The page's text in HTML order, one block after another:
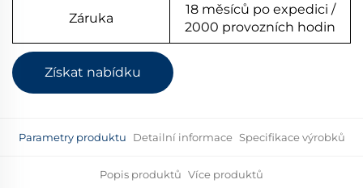
Záruka
18 měsíců po expedici /
2000 provozních hodin
Získat nabídku
Parametry produktu Detailní informace Specifikace výrobků
Popis produktů Více produktů